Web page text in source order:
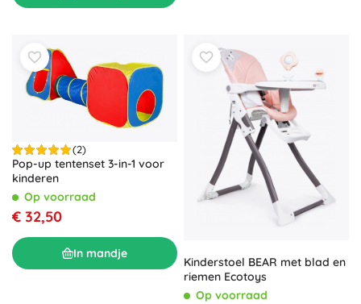
(2)
Pop-up tentenset 3-in-1 voor
kinderen
Op voorraad
€ 32,50
In mandje
Kinderstoel BEAR met blad en
riemen Ecotoys
Op voorraad